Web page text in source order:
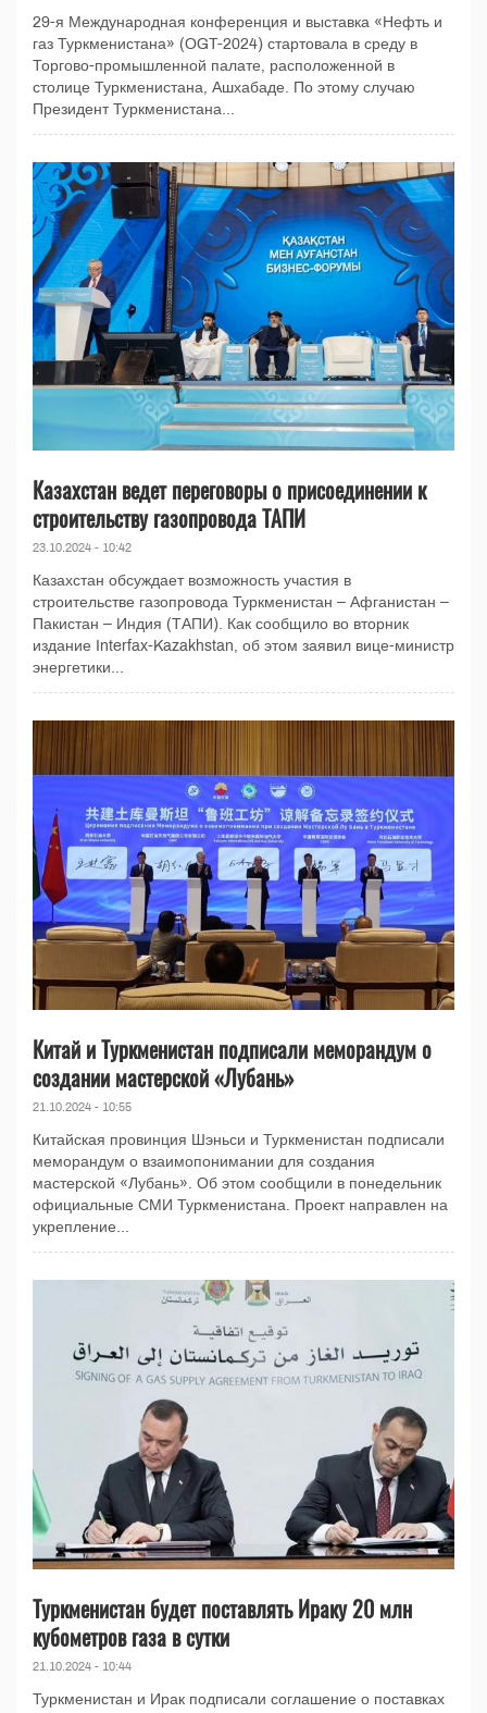
29-я Международная конференция и выставка «Нефть и
газ Туркменистана» (OGT-2024) стартовала в среду в
Торгово-промышленной палате, расположенной в
столице Туркменистана, Ашхабаде. По этому случаю
Президент Туркменистана...
Казахстан ведет переговоры о присоединении к
строительству газопровода ТАПИ
23.10.2024 - 10:42
Казахстан обсуждает возможность участия в
строительстве газопровода Туркменистан – Афганистан –
Пакистан – Индия (ТАПИ). Как сообщило во вторник
издание Interfax-Kazakhstan, об этом заявил вице-министр
энергетики...
Китай и Туркменистан подписали меморандум о
создании мастерской «Лубань»
21.10.2024 - 10:55
Китайская провинция Шэньси и Туркменистан подписали
меморандум о взаимопонимании для создания
мастерской «Лубань». Об этом сообщили в понедельник
официальные СМИ Туркменистана. Проект направлен на
укрепление...
Туркменистан будет поставлять Ираку 20 млн
кубометров газа в сутки
21.10.2024 - 10:44
Туркменистан и Ирак подписали соглашение о поставках